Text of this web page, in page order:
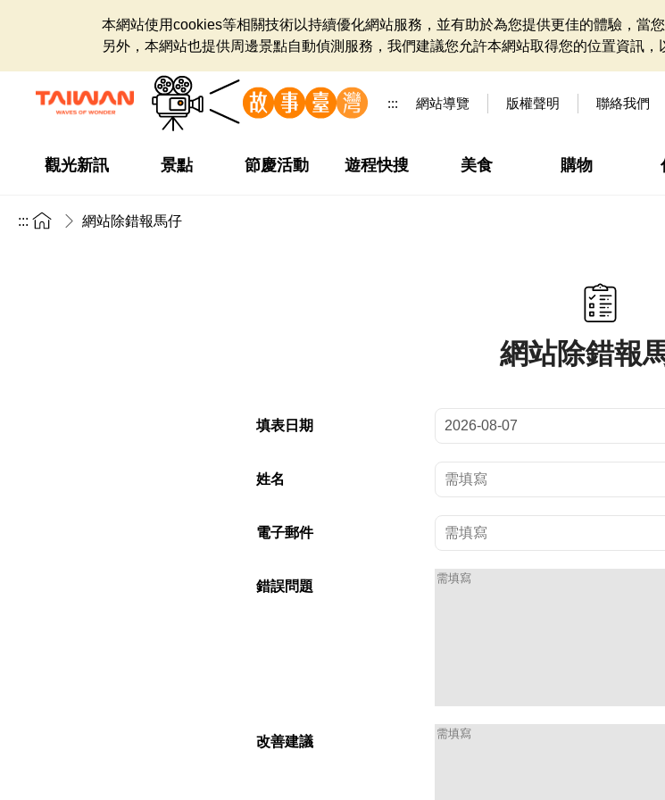
本網站使用cookies等相關技術以持續優化網站服務，並有助於為您提供更佳的體驗，當
另外，本網站也提供周邊景點自動偵測服務，我們建議您允許本網站取得您的位置資訊，
::: 網站導覽 版權聲明 聯絡我們
觀光新訊 景點 節慶活動 遊程快搜 美食 購物
::: 網站除錯報馬仔
網站除錯報
填表日期
姓名
電子郵件
錯誤問題
改善建議